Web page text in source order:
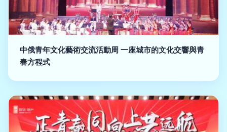
中俄青年文化藝術交流活動周 一座城市的文化交響與青
春方程式